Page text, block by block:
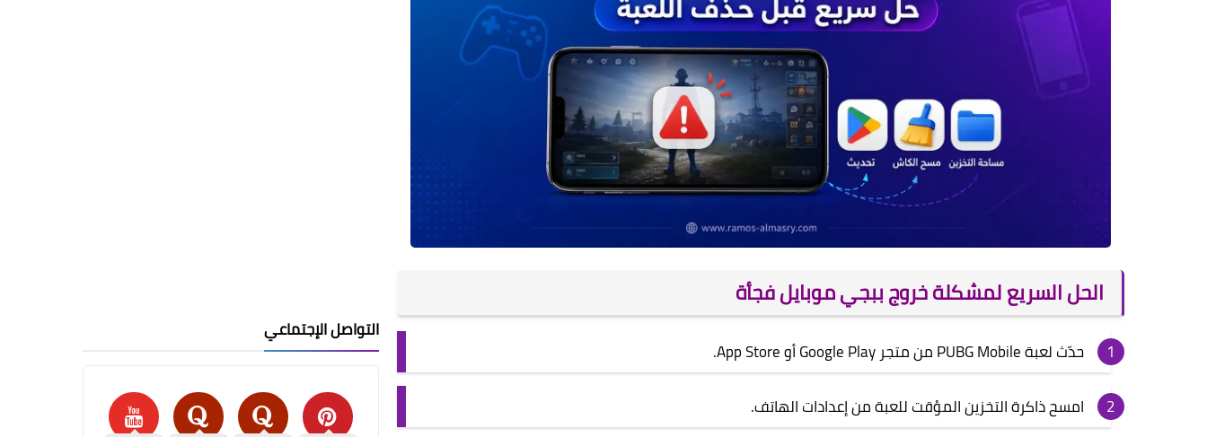
الحل السريع لمشكلة خروج ببجي موبايل فجأة
حدّث لعبة PUBG Mobile من متجر Google Play أو App Store.
امسح ذاكرة التخزين المؤقت للعبة من إعدادات الهاتف.
التواصل الإجتماعي